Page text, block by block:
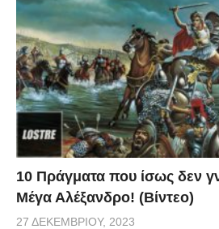
10 Πράγματα που ίσως δεν
Μέγα Αλέξανδρο! (Βίντεο)
27 ΔΕΚΕΜΒΡΊΟΥ, 2023